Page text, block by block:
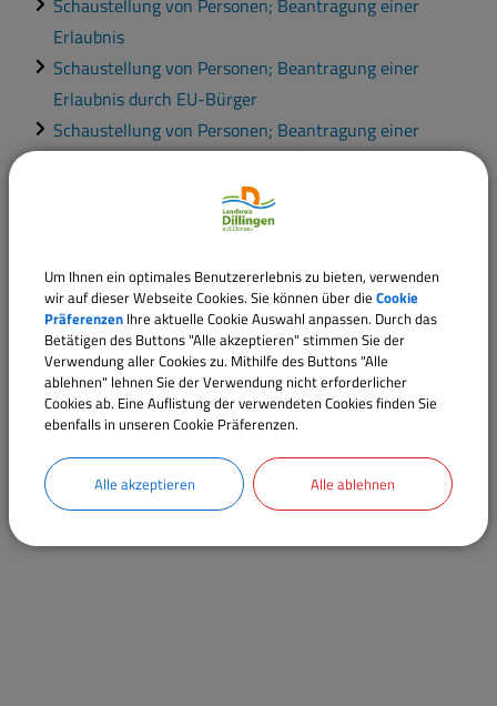
Erlaubnis
Schaustellung von Personen; Beantragung einer
Erlaubnis durch EU-Bürger
Schaustellung von Personen; Beantragung einer
Erlaubnis durch Nicht-EU-Bürger
Schwarzarbeit; Informationen zur Bekämpfung
Spielhalle; Beantragung einer Erlaubnis für den
Versteigerergewerbe; Beantragung einer Erlaubnis
Versteigerergewerbe; Beantragung einer Erlaubnis
durch EU-Bürger
Versteigerergewerbe; Beantragung einer Erlaubnis
durch Nicht-EU-Bürger
Bauträger und Baubetreuer; Beantragung einer
Erlaubnis durch EU-Bürger
Um Ihnen ein optimales Benutzererlebnis zu bieten, verwenden
wir auf dieser Webseite Cookies. Sie können über die Cookie
Präferenzen Ihre aktuelle Cookie Auswahl anpassen. Durch das
Betätigen des Buttons "Alle akzeptieren" stimmen Sie der
Verwendung aller Cookies zu. Mithilfe des Buttons "Alle
ablehnen" lehnen Sie der Verwendung nicht erforderlicher
Cookies ab. Eine Auflistung der verwendeten Cookies finden Sie
ebenfalls in unseren Cookie Präferenzen.
Alle akzeptieren Alle ablehnen